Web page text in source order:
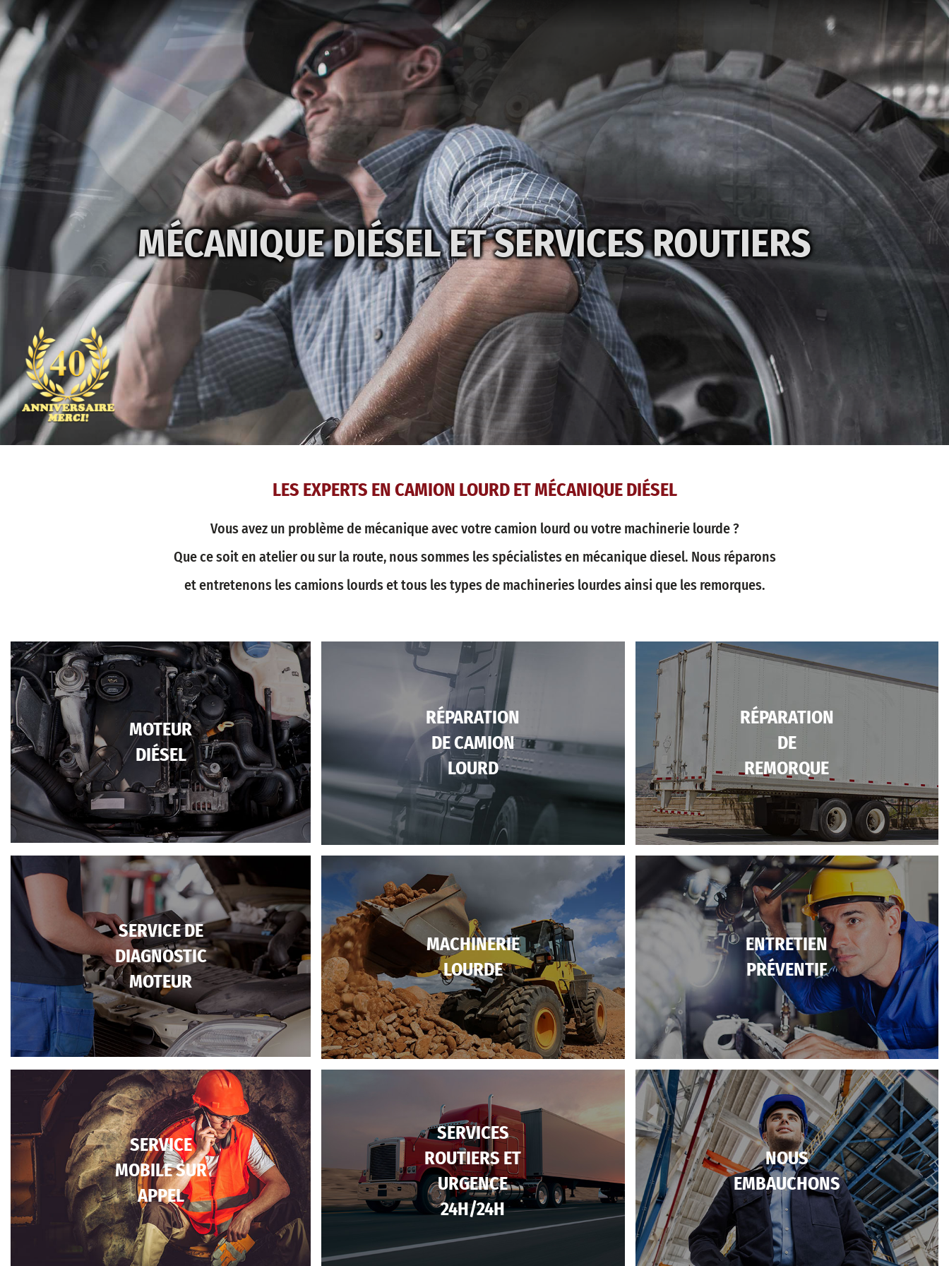
MÉCANIQUE DIÉSEL ET SERVICES ROUTIERS
LES EXPERTS EN CAMION LOURD ET MÉCANIQUE DIÉSEL
Vous avez un problème de mécanique avec votre camion lourd ou votre machinerie lourde ?
Que ce soit en atelier ou sur la route, nous sommes les spécialistes en mécanique diesel. Nous réparons
et entretenons les camions lourds et tous les types de machineries lourdes ainsi que les remorques.
MOTEUR
DIÉSEL
RÉPARATION
DE CAMION
LOURD
RÉPARATION
DE
REMORQUE
SERVICE DE
DIAGNOSTIC
MOTEUR
MACHINERIE
LOURDE
ENTRETIEN
PRÉVENTIF
SERVICE
MOBILE SUR
APPEL
SERVICES
ROUTIERS ET
URGENCE
24H/24H
NOUS
EMBAUCHONS